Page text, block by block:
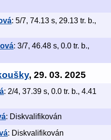
: 5/7, 74.13 s, 29.13 tr. b.,
: 3/7, 46.48 s, 0.0 tr. b.,
, 29. 03. 2025
: 2/4, 37.39 s, 0.0 tr. b., 4.41
: Diskvalifikován
: Diskvalifikován